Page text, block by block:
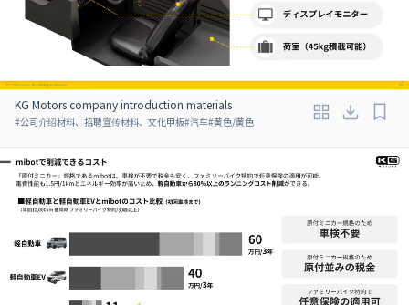
KG Motors company introduction materials
#公司介绍材料、招聘宣传材料、文化甲板#汽车#黄色/黄色